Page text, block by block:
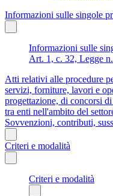
Informazioni sulle singole
Informazioni sulle
Art. 1, c. 32, Legge
Atti relativi alle procedure
servizi, forniture, lavori e
progettazione, di concorsi
tra enti nell'ambito del
Sovvenzioni, contributi,
Criteri e modalità
Criteri e modalità